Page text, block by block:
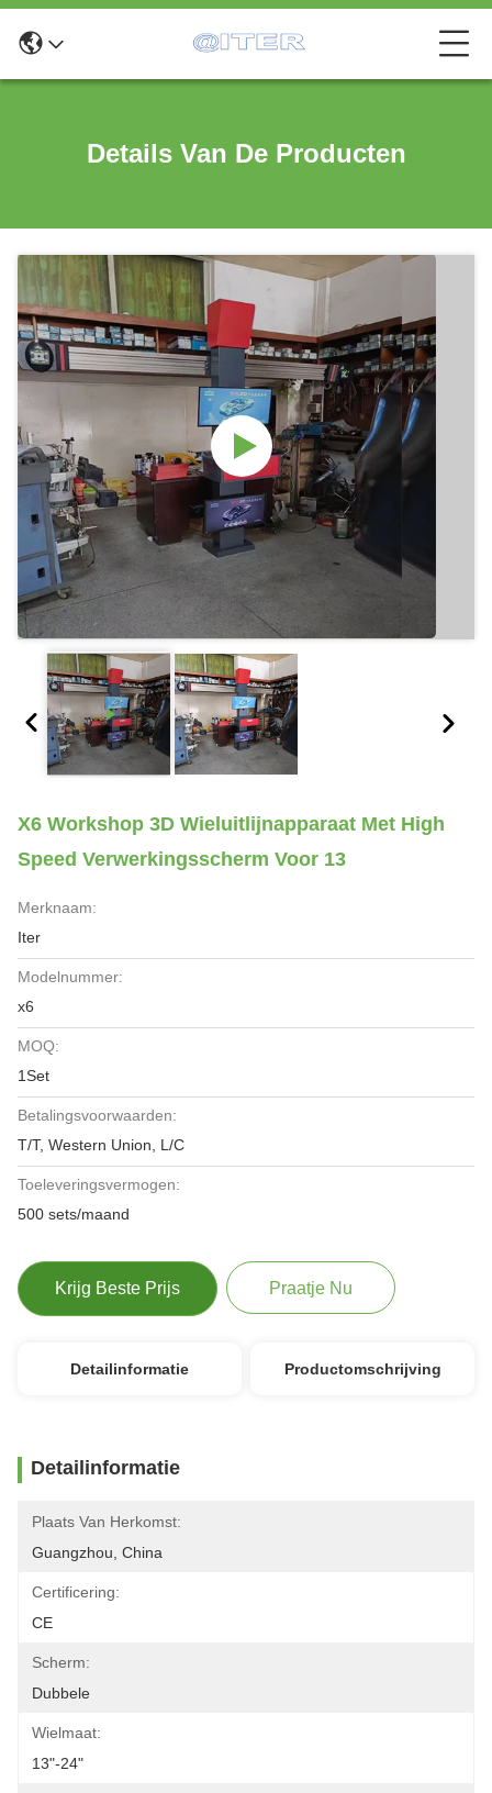
Details Van De Producten
X6 Workshop 3D Wieluitlijnapparaat Met High
Speed Verwerkingsscherm Voor 13
Merknaam:
Iter
Modelnummer:
x6
MOQ:
1Set
Betalingsvoorwaarden:
T/T, Western Union, L/C
Toeleveringsvermogen:
500 sets/maand
Krijg Beste Prijs Praatje Nu
Detailinformatie Productomschrijving
Detailinformatie
Plaats Van Herkomst:
Guangzhou, China
Certificering:
CE
Scherm:
Dubbele
Wielmaat:
13"-24"